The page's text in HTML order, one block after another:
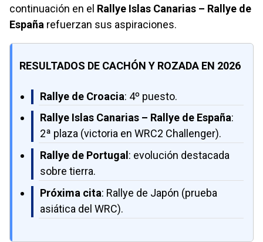
continuación en el Rallye Islas Canarias – Rallye de
España refuerzan sus aspiraciones.
RESULTADOS DE CACHÓN Y ROZADA EN 2026
Rallye de Croacia: 4º puesto.
Rallye Islas Canarias – Rallye de España:
2ª plaza (victoria en WRC2 Challenger).
Rallye de Portugal : evolución destacada
sobre tierra.
Próxima cita: Rallye de Japón (prueba
asiática del WRC).